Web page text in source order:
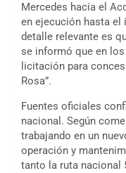
Mercedes hacia el
en ejecución hasta el
detalle relevante es
se informó que en
licitación para
Rosa”.
Fuentes oficiales
nacional. Según
trabajando en un
operación y
tanto la ruta nacional